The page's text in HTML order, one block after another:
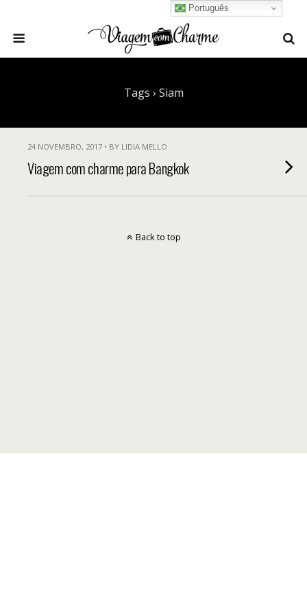
Tags › Siam
24 NOVEMBRO, 2017 • BY LIDIA MELLO
Viagem com charme para Bangkok
Português
Back to top